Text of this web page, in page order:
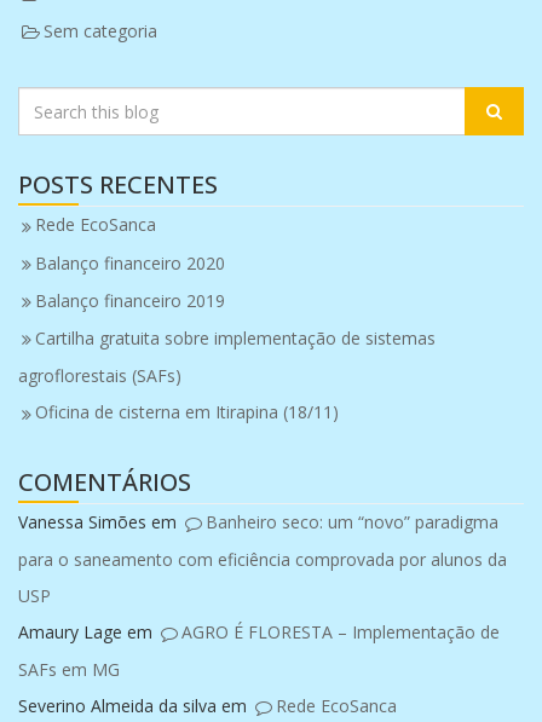
Sem categoria
POSTS RECENTES
Rede EcoSanca
Balanço financeiro 2020
Balanço financeiro 2019
Cartilha gratuita sobre implementação de sistemas
agroflorestais (SAFs)
Oficina de cisterna em Itirapina (18/11)
COMENTÁRIOS
Vanessa Simões em
Banheiro seco: um “novo” paradigma
para o saneamento com eficiência comprovada por alunos da
USP
Amaury Lage em
AGRO É FLORESTA – Implementação de
SAFs em MG
Severino Almeida da silva em
Rede EcoSanca